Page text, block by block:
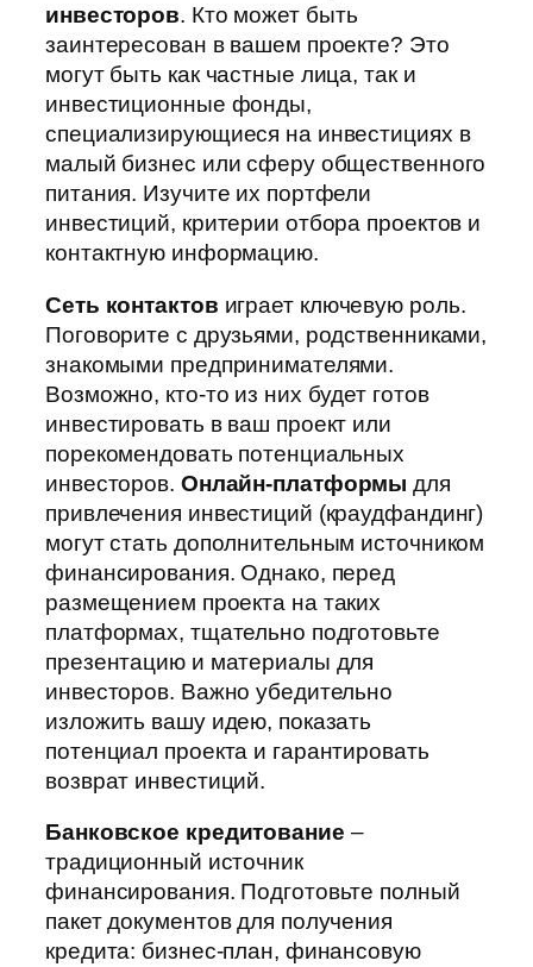
инвесторов. Кто может быть
заинтересован в вашем проекте? Это
могут быть как частные лица, так и
инвестиционные фонды,
специализирующиеся на инвестициях в
малый бизнес или сферу общественного
питания. Изучите их портфели
инвестиций, критерии отбора проектов и
контактную информацию.
Сеть контактов играет ключевую роль.
Поговорите с друзьями, родственниками,
знакомыми предпринимателями.
Возможно, кто-то из них будет готов
инвестировать в ваш проект или
порекомендовать потенциальных
инвесторов. Онлайн-платформы для
привлечения инвестиций (краудфандинг)
могут стать дополнительным источником
финансирования. Однако, перед
размещением проекта на таких
платформах, тщательно подготовьте
презентацию и материалы для
инвесторов. Важно убедительно
изложить вашу идею, показать
потенциал проекта и гарантировать
возврат инвестиций.
Банковское кредитование –
традиционный источник
финансирования. Подготовьте полный
пакет документов для получения
кредита: бизнес-план, финансовую